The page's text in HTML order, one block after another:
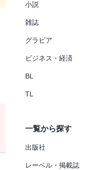
小説
雑誌
グラビア
ビジネス・経済
BL
TL
一覧から探す
出版社
レーベル・掲載誌